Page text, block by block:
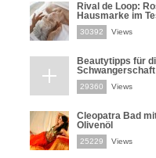
Rival de Loop:
Hausmarke im
30392 Views
Beautytipps für
Schwangerschaft
29360 Views
Cleopatra Bad
Olivenöl
25229 Views